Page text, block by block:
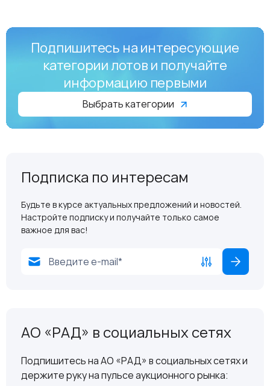
Подпишитесь на интересующие
категории лотов и получайте
информацию первыми
Выбрать категории
Подписка по интересам
Будьте в курсе актуальных предложений и новостей.
Настройте подписку и получайте только самое
важное для вас!
АО «РАД» в социальных сетях
Подпишитесь на АО «РАД» в социальных сетях и
держите руку на пульсе аукционного рынка: